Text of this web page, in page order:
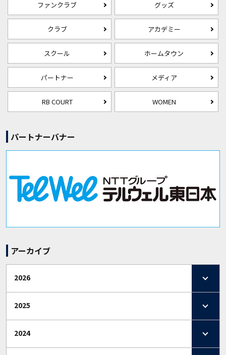
ファンクラブ グッズ
クラブ アカデミー
スクール ホームタウン
パートナー メディア
RB COURT WOMEN
パートナーバナー
アーカイブ
2026
2025
2024